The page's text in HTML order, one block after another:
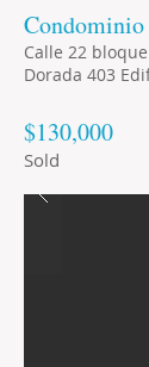
Calle 22
Dorada 403
$130,000
Sold